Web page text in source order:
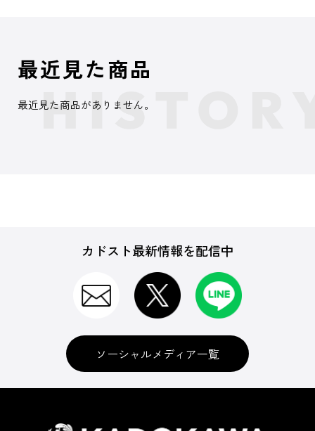
最近見た商品
最近見た商品がありません。
カドスト最新情報を配信中
ソーシャルメディア一覧